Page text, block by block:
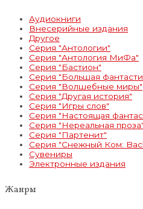
Аудиокниги
Внесерийные издания
Другое
Серия "Антологии"
Серия "Антология МиФа"
Серия "Бастион"
Серия "Большая
Серия "Волшебные миры"
Серия "Другая история"
Серия "Игры слов"
Серия "Настоящая
Серия "Нереальная проза"
Серия "Партенит"
Серия "Снежный Ком:
Сувениры
Электронные издания
Жанры